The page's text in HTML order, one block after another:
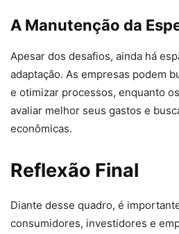
A Manutenção da
Apesar dos desafios, ainda há
adaptação. As empresas podem
e otimizar processos, enquanto
avaliar melhor seus gastos e
econômicas.
Reflexão Final
Diante desse quadro, é
consumidores, investidores e